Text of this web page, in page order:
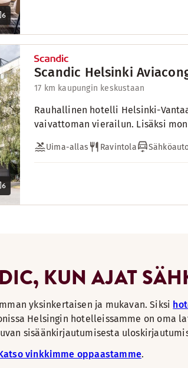
6
6
Scandic Helsinki
17 km kaupungin keskustaan
Rauhallinen hotelli Helsinki-
vaivattoman vierailun. Lisäksi
Uima-allas Ravintola
KUN AJAT
yksinkertaisen ja mukavan. Siksi
Helsingin hotelleissamme on
sisäänkirjautumisesta
vinkkimme oppaastamme.